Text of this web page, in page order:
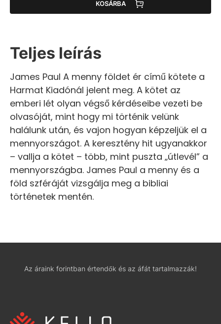
KOSÁRBA
Teljes leírás
James Paul A menny földet ér című kötete a
Harmat Kiadónál jelent meg. A kötet az
emberi lét olyan végső kérdéseibe vezeti be
olvasóját, mint hogy mi történik velünk
halálunk után, és vajon hogyan képzeljük el a
mennyországot. A keresztény hit ugyanakkor
– vallja a kötet – több, mint puszta „útlevél” a
mennyországba. James Paul a menny és a
föld szféráját vizsgálja meg a bibliai
történetek mentén.
Az áraink forintban értendők és az áfát tartalmazzák!